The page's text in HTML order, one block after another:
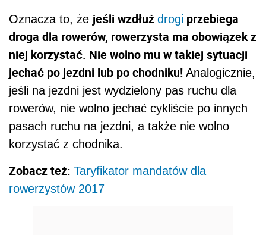
Oznacza to, że jeśli wzdłuż drogi przebiega
droga dla rowerów, rowerzysta ma obowiązek z
niej korzystać. Nie wolno mu w takiej sytuacji
jechać po jezdni lub po chodniku! Analogicznie,
jeśli na jezdni jest wydzielony pas ruchu dla
rowerów, nie wolno jechać cykliście po innych
pasach ruchu na jezdni, a także nie wolno
korzystać z chodnika.
Zobacz też: Taryfikator mandatów dla
rowerzystów 2017